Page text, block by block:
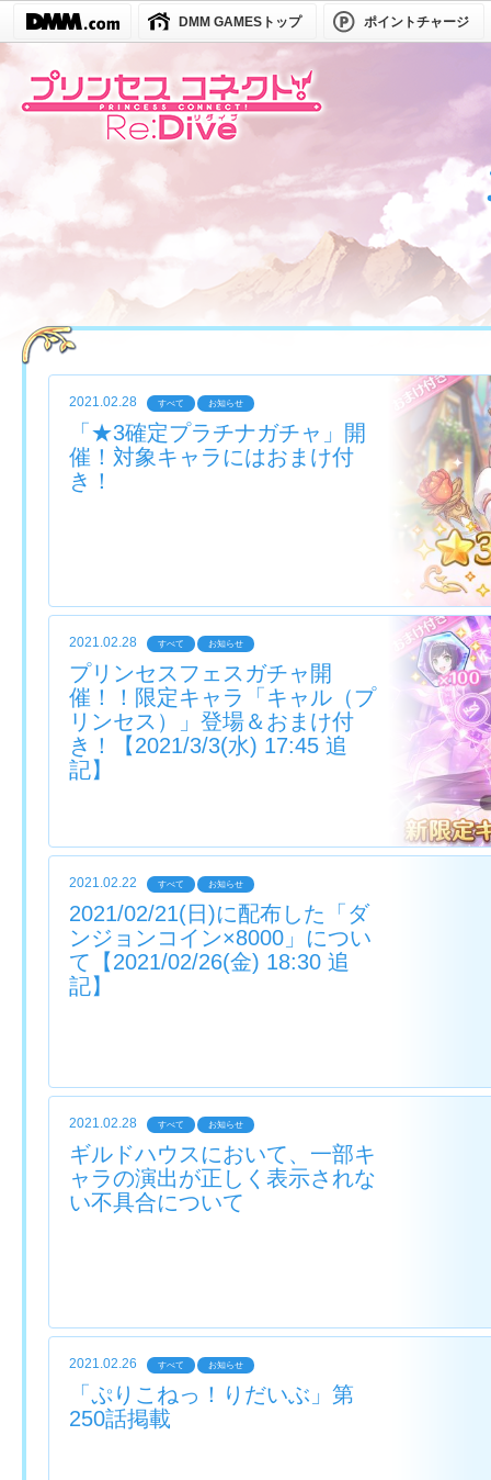
DMM GAMESトップ ポイントチャージ
2021.02.28 すべて お知らせ
「★3確定プラチナガチャ」開
催！対象キャラにはおまけ付
き！
2021.02.28 すべて お知らせ
プリンセスフェスガチャ開
催！！限定キャラ「キャル（プ
リンセス）」登場＆おまけ付
き！【2021/3/3(水) 17:45 追
記】
2021.02.22 すべて お知らせ
2021/02/21(日)に配布した「ダ
ンジョンコイン×8000」につい
て【2021/02/26(金) 18:30 追
記】
2021.02.28 すべて お知らせ
ギルドハウスにおいて、一部キ
ャラの演出が正しく表示されな
い不具合について
2021.02.26 すべて お知らせ
「ぷりこねっ！りだいぶ」第
250話掲載